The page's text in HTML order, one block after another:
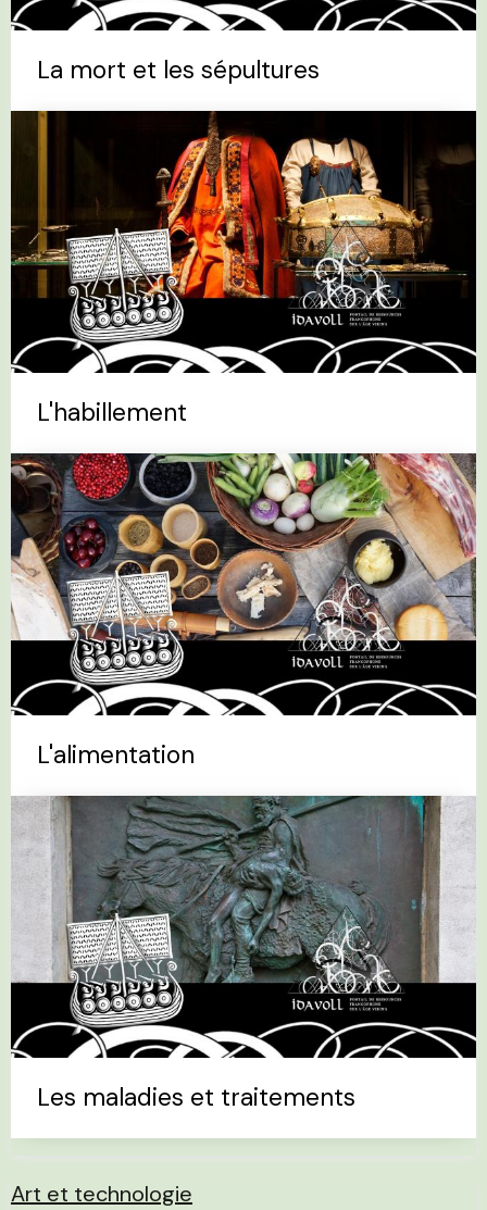
La mort et les sépultures
L'habillement
L'alimentation
Les maladies et traitements
Art et technologie